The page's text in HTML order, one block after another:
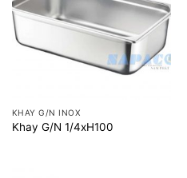
KHAY G/N INOX
Khay G/N 1/4xH100